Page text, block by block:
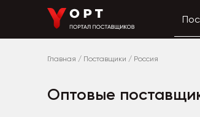
Главная / Поставщики / Россия
Оптовые